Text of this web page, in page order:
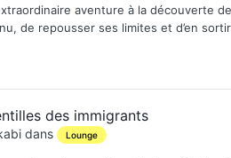
extraordinaire aventure à la
de repousser ses limites et d’en
des immigrants
dans Lounge